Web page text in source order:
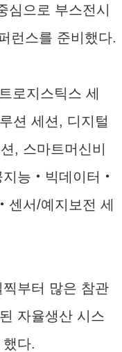
심으로 부스전시
런스를 준비했다.
로지스틱스 세
션 세션, 디지털
, 스마트머신비
능‧빅데이터‧
서/예지보전 세
부터 많은 참관
자율생산 시스
다.